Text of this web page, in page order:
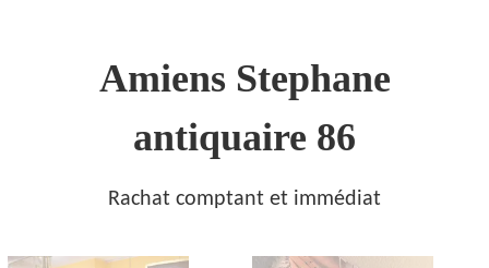
Amiens Stephane
antiquaire 86
Rachat comptant et immédiat